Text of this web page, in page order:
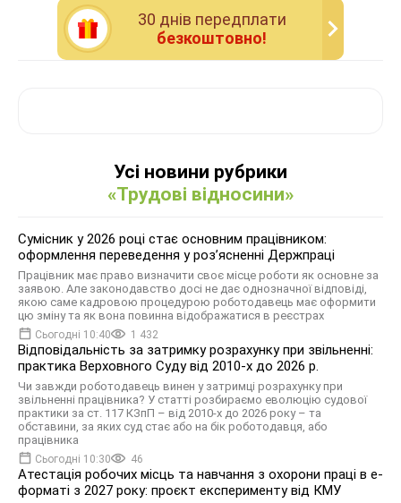
30 днiв передплати
безкоштовно!
Усі новини рубрики
«Трудові відносини»
Сумісник у 2026 році стає основним працівником:
оформлення переведення у розʼясненні Держпраці
Працівник має право визначити своє місце роботи як основне за
заявою. Але законодавство досі не дає однозначної відповіді,
якою саме кадровою процедурою роботодавець має оформити
цю зміну та як вона повинна відображатися в реєстрах
Сьогодні 10:40 1 432
Відповідальність за затримку розрахунку при звільненні:
практика Верховного Суду від 2010-х до 2026 р.
Чи завжди роботодавець винен у затримці розрахунку при
звільненні працівника? У статті розбираємо еволюцію судової
практики за ст. 117 КЗпП – від 2010-х до 2026 року – та
обставини, за яких суд стає або на бік роботодавця, або
працівника
Сьогодні 10:30 46
Атестація робочих місць та навчання з охорони праці в е-
форматі з 2027 року: проєкт експерименту від КМУ